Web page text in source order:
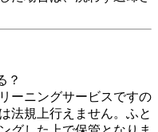
？
ーニングサービスですの
法規上行えません。ふと